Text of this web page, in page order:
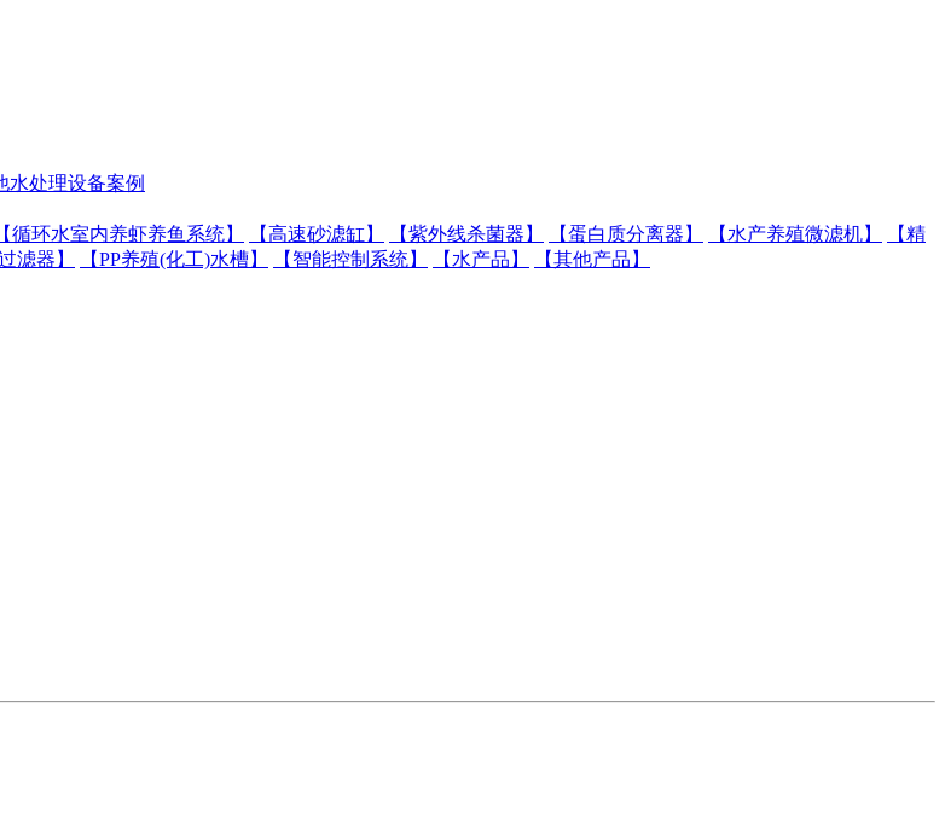
处理设备案例
【循环水室内养虾养鱼系统】 【高速砂滤缸】 【紫外线杀菌器】 【蛋白质分离器】 【水产养殖微滤机】
【精
滤器】 【PP养殖(化工)水槽】 【智能控制系统】 【水产品】
【其他产品】